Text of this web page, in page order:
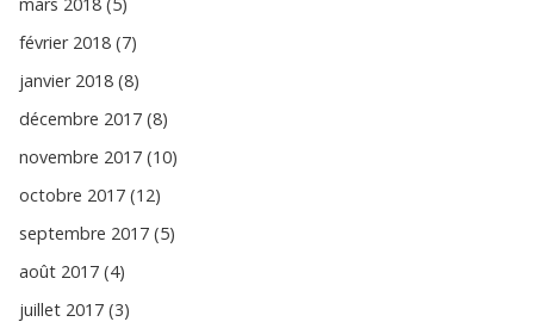
mars 2018 (5)
février 2018 (7)
janvier 2018 (8)
décembre 2017 (8)
novembre 2017 (10)
octobre 2017 (12)
septembre 2017 (5)
août 2017 (4)
juillet 2017 (3)